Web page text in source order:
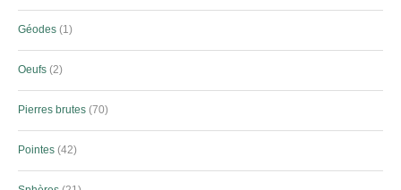
Géodes 1
Oeufs 2
Pierres brutes 70
Pointes 42